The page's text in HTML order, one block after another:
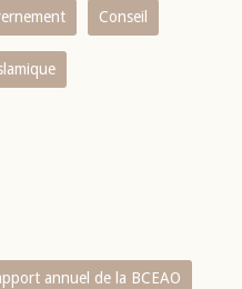
Conseil
annuel de la BCEAO